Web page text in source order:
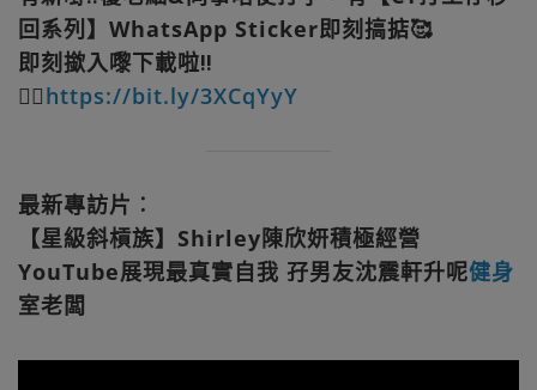
回系列】WhatsApp Sticker即刻搞掂🥰
即刻撳入嚟下載啦‼️
👉🏻https://bit.ly/3XCqYyY
最新專訪片︰
【星級斜槓族】Shirley陳欣妍積極經營
YouTube展現最真實自我 孖男友沈震軒升呢健身
室老闆